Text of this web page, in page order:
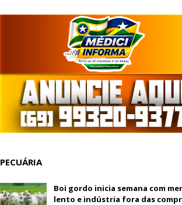
PECUÁRIA
Boi gordo inicia semana com
lento e indústria fora das